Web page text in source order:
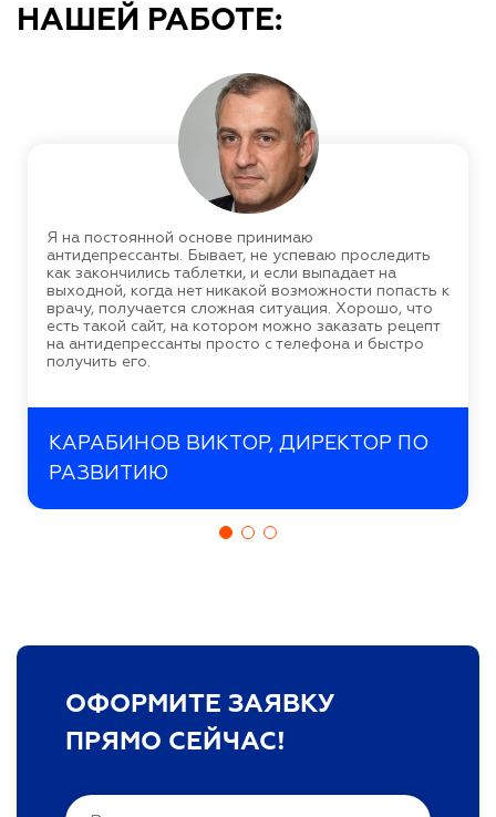
НАШЕЙ РАБОТЕ:
Я на постоянной основе принимаю
антидепрессанты. Бывает, не успеваю проследить
как закончились таблетки, и если выпадает на
выходной, когда нет никакой возможности попасть к
врачу, получается сложная ситуация. Хорошо, что
есть такой сайт, на котором можно заказать рецепт
на антидепрессанты просто с телефона и быстро
получить его.
КАРАБИНОВ ВИКТОР, ДИРЕКТОР ПО
РАЗВИТИЮ
ОФОРМИТЕ ЗАЯВКУ
ПРЯМО СЕЙЧАС!